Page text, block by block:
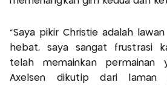
"Saya pikir Christie adalah
hebat, saya sangat frustrasi
telah memainkan permainan
Axelsen dikutip dari laman